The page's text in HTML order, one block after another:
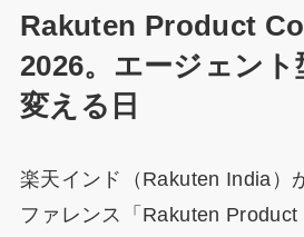
Rakuten Product
2026。エージェン
変える日
楽天インド（Rakuten India）
ファレンス「Rakuten